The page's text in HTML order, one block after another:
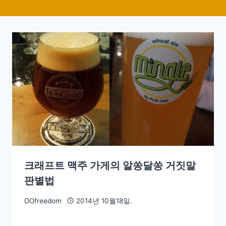
크래프트 맥주 가게의 알쏭달쏭 거짓말
판별법
OOfreedom 2014년 10월18일.